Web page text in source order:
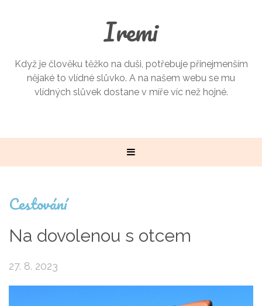
Iremi
Když je člověku těžko na duši, potřebuje přinejmenším
nějaké to vlídné slůvko. A na našem webu se mu
vlídných slůvek dostane v míře víc než hojné.
Cestování
Na dovolenou s otcem
27. 8. 2023